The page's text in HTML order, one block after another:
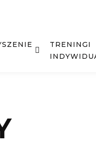
TRENINGI